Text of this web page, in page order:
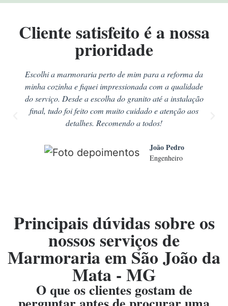
Cliente satisfeito é a nossa
prioridade
Escolhi a marmoraria perto de mim para a reforma da
minha cozinha e fiquei impressionada com a qualidade
do serviço. Desde a escolha do granito até a instalação
final, tudo foi feito com muito cuidado e atenção aos
detalhes. Recomendo a todos!
João Pedro
Engenheiro
Principais dúvidas sobre os
nossos serviços de
Marmoraria em São João da
Mata - MG
O que os clientes gostam de